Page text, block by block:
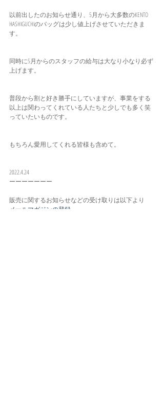
以前出したのお知らせ通り、5月から大多数のKENTO
HASHIGUCHIのバッグは少し値上げさせていただきま
す。
同時に5月からのスタッフの給与は大なり小なり必ず
上げます。
普段から割と好き勝手にしていますが、事業をする
以上は関わってくれている人たちと少しでも多く笑
っていたいものです。
もちろん愛用してくれる皆様も含めて。
2022.4.24
ーーーーーーー
販売に関するお知らせなどの受け取りは以下より
メールマガジンの登録